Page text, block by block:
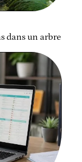
dans un arbre